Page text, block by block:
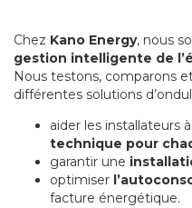
Chez Kano Energy, nous
gestion intelligente de
Nous testons, comparons
différentes solutions
aider les installateurs
technique pour
garantir une
optimiser
facture énergétique.